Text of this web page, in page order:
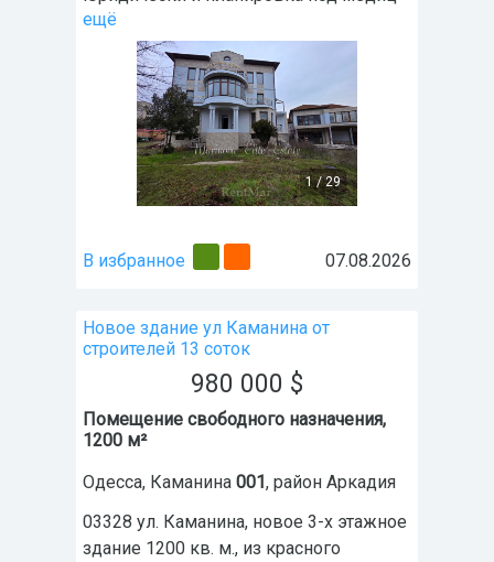
ещё
1/29
В избранное 07.08.2026
Новое здание ул Каманина от
строителей 13 соток
980 000 $
Помещение свободного назначения,
1200 м²
Одесса, Каманина 001, район Аркадия
03328 ул. Каманина, новое 3-х этажное
здание 1200 кв. м., из красного